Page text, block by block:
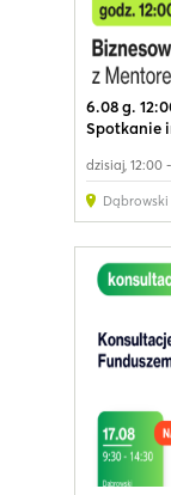
6.08 g.
Spotkanie
dzisiaj, 12:00